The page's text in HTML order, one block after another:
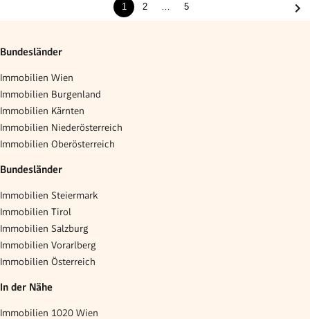
1 2 5
Bundesländer
Immobilien Wien
Immobilien Burgenland
Immobilien Kärnten
Immobilien Niederösterreich
Immobilien Oberösterreich
Bundesländer
Immobilien Steiermark
Immobilien Tirol
Immobilien Salzburg
Immobilien Vorarlberg
Immobilien Österreich
In der Nähe
Immobilien 1020 Wien